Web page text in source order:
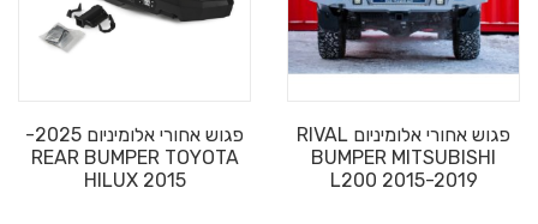
פגוש אחורי אלומיניום RIVAL
BUMPER MITSUBISHI
L200 2015-2019
פגוש אחורי אלומיניום 2025-
REAR BUMPER TOYOTA
HILUX 2015